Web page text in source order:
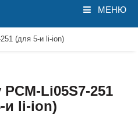
МЕНЮ
(для 5-и li-ion)
Li05S7-251
и li-ion)